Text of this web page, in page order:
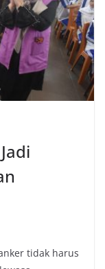
tidak harus